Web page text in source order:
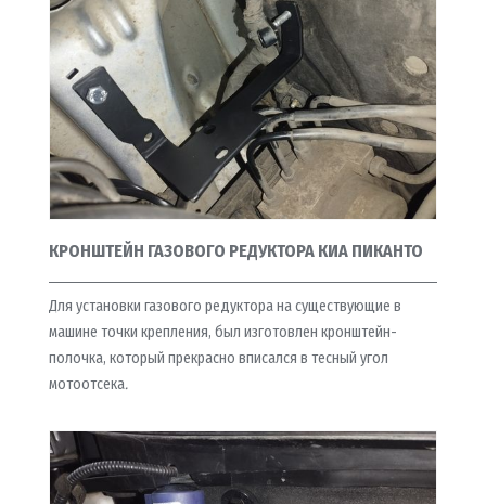
КРОНШТЕЙН ГАЗОВОГО РЕДУКТОРА КИА ПИКАНТО
Для установки газового редуктора на существующие в
машине точки крепления, был изготовлен кронштейн-
полочка, который прекрасно вписался в тесный угол
мотоотсека.